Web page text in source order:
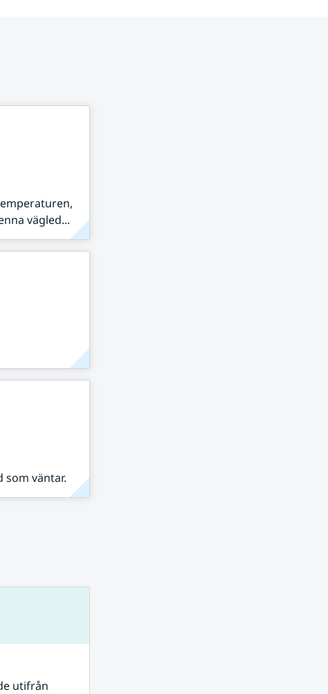
vägled...
som väntar.
utifrån